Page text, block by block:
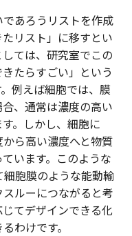
あろうリストを作成
リスト」に移すとい
ては、研究室でこの
たらすごい」という
例えば細胞では、膜
、通常は濃度の高い
。しかし、細胞に
ら高い濃度へと物質
います。このような
胞膜のような能動輸
ルーにつながると考
てデザインできる化
わけです。